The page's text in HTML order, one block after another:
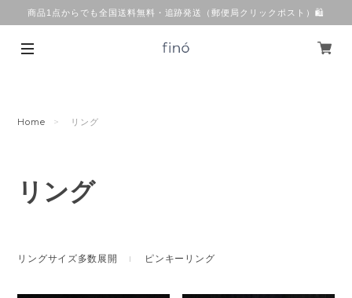
商品1点からでも全国送料無料・追跡発送（郵便局クリックポスト）🛍
Home リング
リング
リングサイズ多数展開 ピンキーリング